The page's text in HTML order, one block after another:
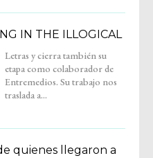
IN THE ILLOGICAL
traslada a...
quienes llegaron a